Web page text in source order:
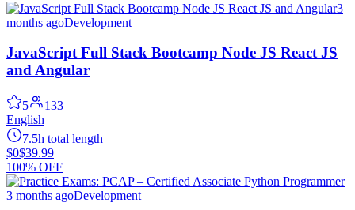
3
months agoDevelopment
JavaScript Full Stack Bootcamp Node JS React JS
and Angular
5
133
English
7.5h total length
$0$39.99
100% OFF
3 months agoDevelopment